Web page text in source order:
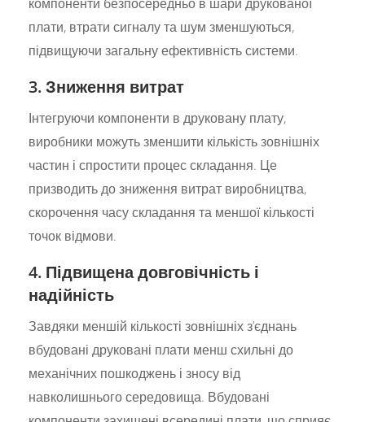
плати, втрати сигналу та шум зменшуються,
підвищуючи загальну ефективність системи.
3. Зниження витрат
Інтегруючи компоненти в друковану плату,
виробники можуть зменшити кількість зовнішніх
частин і спростити процес складання. Це
призводить до зниження витрат виробництва,
скорочення часу складання та меншої кількості
точок відмови.
4. Підвищена довговічність і
надійність
Завдяки меншій кількості зовнішніх з’єднань
вбудовані друковані плати менш схильні до
механічних пошкоджень і зносу від
навколишнього середовища. Вбудовані